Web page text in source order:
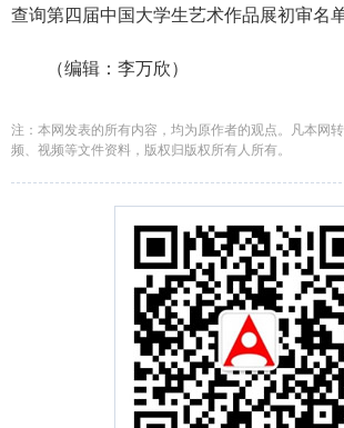
查询第四届中国大学生艺术作品展初审名单
（编辑：李万欣）
注：本网发表的所有内容，均为原作者的观点。凡本网
频、视频等文件资料，版权归版权所有人所有。